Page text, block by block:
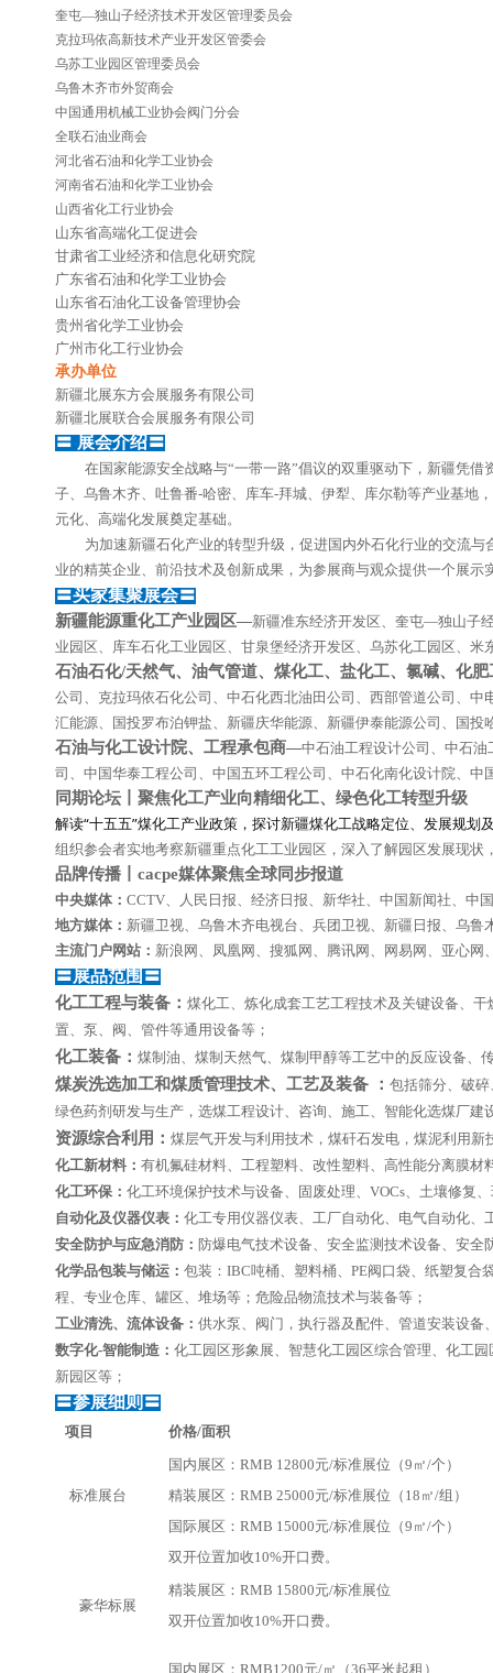
奎屯—独山子经济技术开发区管理委员会
克拉玛依高新技术产业开发区管委会
乌苏工业园区管理委员会
乌鲁木齐市外贸商会
中国通用机械工业协会阀门分会
全联石油业商会
河北省石油和化学工业协会
河南省石油和化学工业协会
山西省化工行业协会
山东省高端化工促进会
甘肃省工业经济和信息化研究院
广东省石油和化学工业协会
山东省石油化工设备管理协会
贵州省化学工业协会
广州市化工行业协会
承办单位
新疆北展东方会展服务有限公司
新疆北展联合会展服务有限公司
〓 展会介绍〓
在国家能源安全战略与“一带一路”倡议的双重驱动下，新疆凭
子、乌鲁木齐、吐鲁番-哈密、库车-拜城、伊犁、库尔勒等产业基地
元化、高端化发展奠定基础。
为加速新疆石化产业的转型升级，促进国内外石化行业的交流
业的精英企业、前沿技术及创新成果，为参展商与观众提供一个展
〓买家集聚展会〓
新疆能源重化工产业园区—新疆准东经济开发区、奎屯—独山子
业园区、库车石化工业园区、甘泉堡经济开发区、乌苏化工园区、
石油石化/天然气、油气管道、煤化工、盐化工、氯碱、化
公司、克拉玛依石化公司、中石化西北油田公司、西部管道公司、
汇能源、国投罗布泊钾盐、新疆庆华能源、新疆伊泰能源公司、国
石油与化工设计院、工程承包商—中石油工程设计公司、中石
司、中国华泰工程公司、中国五环工程公司、中石化南化设计院、中
同期论坛丨聚焦化工产业向精细化工、绿色化工转型升级
解读“十五五”煤化工产业政策，探讨新疆煤化工战略定位、发展规划
组织参会者实地考察新疆重点化工工业园区，深入了解园区发展现
品牌传播丨cacpe媒体聚焦全球同步报道
中央媒体： CCTV、人民日报、经济日报、新华社、中国新闻社、中
地方媒体： 新疆卫视、乌鲁木齐电视台、兵团卫视、新疆日报、乌鲁
主流门户网站： 新浪网、凤凰网、搜狐网、腾讯网、网易网、亚心网
〓展品范围 〓
化工工程与装备： 煤化工、炼化成套工艺工程技术及关键设备、
置、泵、阀、管件等通用设备等；
化工装备： 煤制油、煤制天然气、煤制甲醇等工艺中的反应设备、
煤炭洗选加工和煤质管理技术、工艺及装备 ： 包括筛分、破
绿色药剂研发与生产，选煤工程设计、咨询、施工、智能化选煤厂
资源综合利用： 煤层气开发与利用技术，煤矸石发电，煤泥利用
化工新材料： 有机氟硅材料、工程塑料、改性塑料、高性能分离膜
化工环保： 化工环境保护技术与设备、固废处理、VOCs、土壤修复
自动化及仪器仪表： 化工专用仪器仪表、工厂自动化、电气自动化
安全防护与应急消防： 防爆电气技术设备、安全监测技术设备、安
化学品包装与储运： 包装：IBC吨桶、塑料桶、PE阀口袋、纸塑复
程、专业仓库、罐区、堆场等；危险品物流技术与装备等；
工业清洗、流体设备： 供水泵、阀门，执行器及配件、管道安装设
数字化-智能制造： 化工园区形象展、智慧化工园区综合管理、化工
新园区等；
〓参展细则 〓
项目 价格/面积
标准展台
国内展区：RMB 12800元/标准展位（9㎡/个）
精装展区：RMB 25000元/标准展位（18㎡/组）
国际展区：RMB 15000元/标准展位（9㎡/个）
双开位置加收10%开口费。
豪华标展
精装展区：RMB 15800元/标准展位
双开位置加收10%开口费。
国内展区：RMB1200元/㎡（36平米起租）